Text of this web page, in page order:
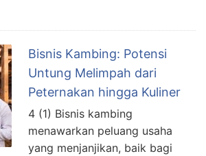
Bisnis Kambing: Potensi
Untung Melimpah dari
Peternakan hingga Kuliner
4 (1) Bisnis kambing
menawarkan peluang usaha
yang menjanjikan, baik bagi